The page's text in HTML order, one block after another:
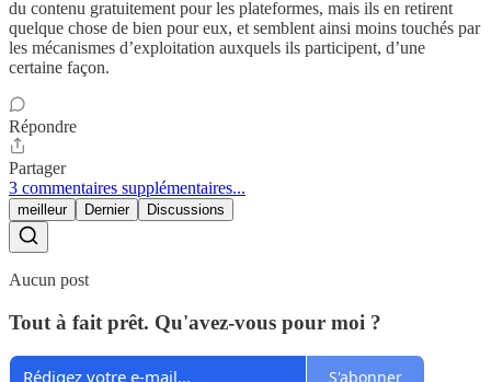
du contenu gratuitement pour les plateformes, mais ils en retirent
quelque chose de bien pour eux, et semblent ainsi moins touchés par
les mécanismes d’exploitation auxquels ils participent, d’une
certaine façon.
Répondre
Partager
3 commentaires supplémentaires...
meilleur Dernier Discussions
Aucun post
Tout à fait prêt. Qu'avez-vous pour moi ?
S'abonner